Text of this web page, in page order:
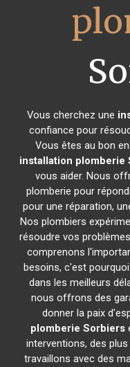
Vous cherchez une
confiance pour
Vous êtes au bon
installation plomberie
vous aider. Nous
plomberie pour
pour une réparation,
Nos plombiers
résoudre vos
comprenons
besoins, c'est
dans les meilleurs
nous offrons des
donner la paix
plomberie Sorbiers
interventions, des
travaillons avec des